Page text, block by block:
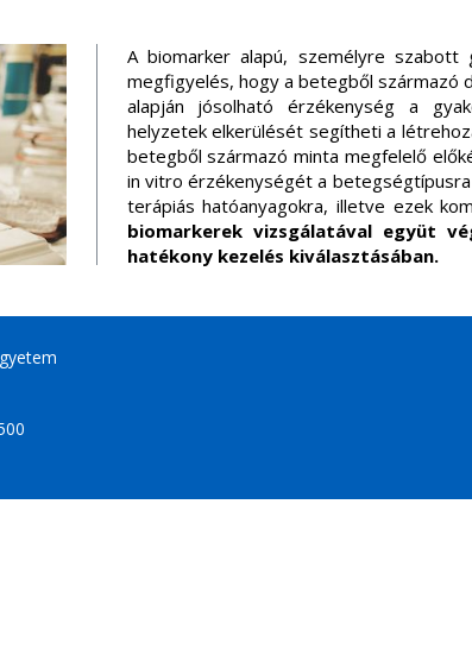
A biomarker alapú, személyre
megfigyelés, hogy a betegből származó
alapján jósolható érzékenység a
helyzetek elkerülését segítheti a
betegből származó minta megfelelő
in vitro érzékenységét a
terápiás hatóanyagokra, illetve ezek
biomarkerek vizsgálatával együt
hatékony kezelés kiválasztásában.